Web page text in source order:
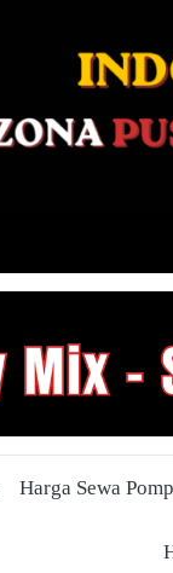
Harga Sewa